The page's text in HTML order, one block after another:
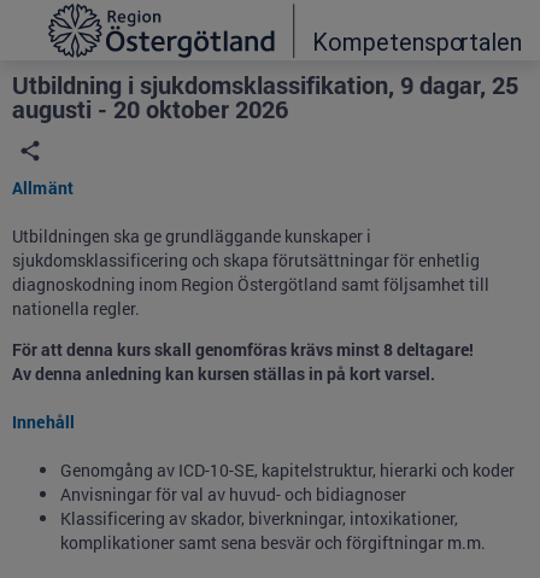
Grade
Portal
Utbildning i sjukdomsklassifikation, 9 dagar, 25
augusti - 20 oktober 2026
Allmänt
Utbildningen ska ge grundläggande kunskaper i
sjukdomsklassificering och skapa förutsättningar för enhetlig
diagnoskodning inom Region Östergötland samt följsamhet till
nationella regler.
För att denna kurs skall genomföras krävs minst 8 deltagare!
Av denna anledning kan kursen ställas in på kort varsel.
Innehåll
Genomgång av ICD-10-SE, kapitelstruktur, hierarki och koder
Anvisningar för val av huvud- och bidiagnoser
Klassificering av skador, biverkningar, intoxikationer,
komplikationer samt sena besvär och förgiftningar m.m.